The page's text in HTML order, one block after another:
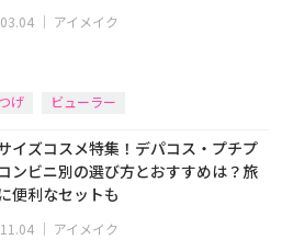
｜ アイメイク
げ ビューラー
イズコスメ特集！デパコス・プチプ
ンビニ別の選び方とおすすめは？旅
便利なセットも
｜ アイメイク